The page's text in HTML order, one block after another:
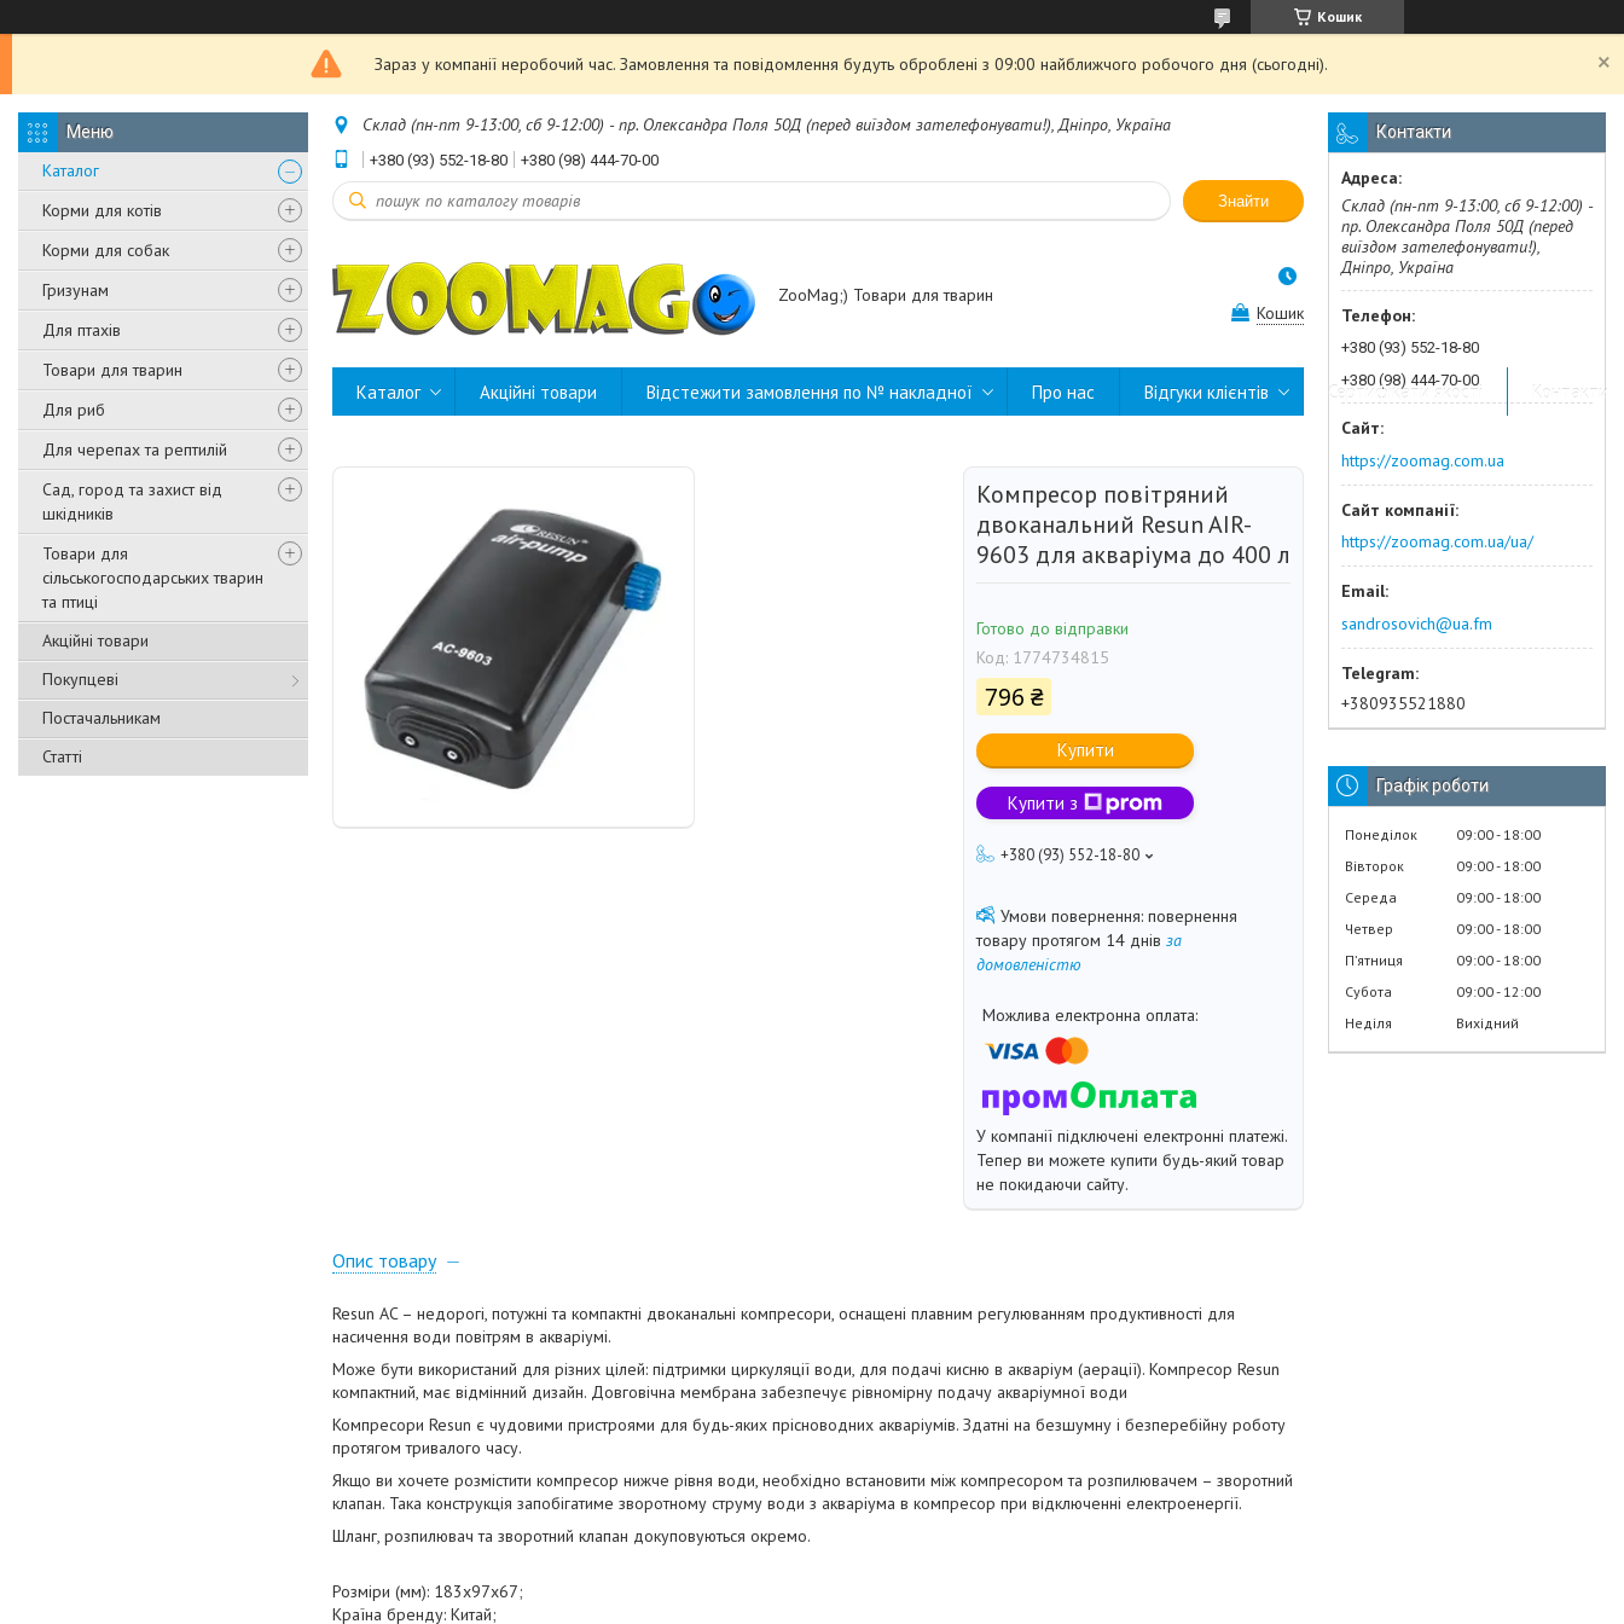
Кошик
Зараз у компанії неробочий час. Замовлення та повідомлення будуть оброблені з 09:00 найближчого робочого дня (сьогодні).
Каталог
Корми для котів
Корми для собак
Гризунам
Для птахів
Товари для тварин
Для риб
Для черепах та рептилій
Сад, город та захист від
шкідників
Товари для
сільськогосподарських тварин
та птиці
Акційні товари
Покупцеві
Постачальникам
Статті
Склад (пн-пт 9-13:00, сб 9-12:00) - пр. Олександра Поля 50Д (перед виїздом зателефонувати!), Дніпро, Україна
+380 (93) 552-18-80 +380 (98) 444-70-00
Знайти
ZooMag;) Товари для тварин
Кошик
Каталог Акційні товари Відстежити замовлення по № накладної Про нас Відгуки клієнтів Сертифікати якості Контакти
Компресор повітряний
двоканальний Resun AIR-
9603 для акваріума до 400 л
Готово до відправки
Код: 1774734815
796 ₴
Купити
Купити з
+380 (93) 552-18-80
повернення
товару протягом 14 днів за
домовленістю
У компанії підключені електронні платежі.
Тепер ви можете купити будь-який товар
не покидаючи сайту.
Опис товару
Resun AC – недорогі, потужні та компактні двоканальні компресори, оснащені плавним регулюванням продуктивності для
насичення води повітрям в акваріумі.
Може бути використаний для різних цілей: підтримки циркуляції води, для подачі кисню в акваріум (аерації). Компресор Resun
компактний, має відмінний дизайн. Довговічна мембрана забезпечує рівномірну подачу акваріумної води
Компресори Resun є чудовими пристроями для будь-яких прісноводних акваріумів. Здатні на безшумну і безперебійну роботу
протягом тривалого часу.
Якщо ви хочете розмістити компресор нижче рівня води, необхідно встановити між компресором та розпилювачем – зворотний
клапан. Така конструкція запобігатиме зворотному струму води з акваріума в компресор при відключенні електроенергії.
Шланг, розпилювач та зворотний клапан докуповуються окремо.
Розміри (мм): 183x97x67;
Країна бренду: Китай;
Контакти
Склад (пн-пт 9-13:00, сб 9-12:00) -
пр. Олександра Поля 50Д (перед
виїздом зателефонувати!),
Дніпро, Україна
+380 (93) 552-18-80
+380 (98) 444-70-00
https://zoomag.com.ua
https://zoomag.com.ua/ua/
sandrosovich@ua.fm
+380935521880
Графік роботи
Понеділок 09:00 18:00
Вівторок
09:00 18:00
Середа
09:00 18:00
Четвер
09:00 18:00
Пʼятниця
09:00 18:00
Субота
09:00 12:00
Неділя
Вихідний